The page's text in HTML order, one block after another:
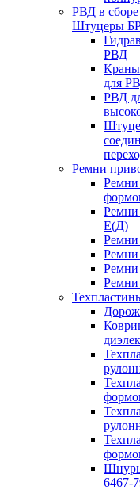
РВД в
Штуцеры
РВД
Краны
для
РВД
Ремни
Ремни
Е(Д)
6467-